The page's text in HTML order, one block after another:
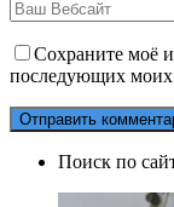
Сохраните моё
последующих моих
Поиск по